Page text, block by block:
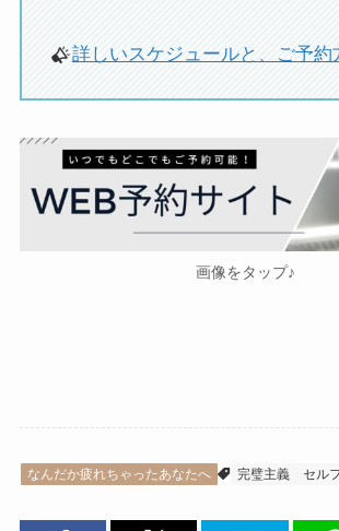
詳しいスケジュールと、ご予約
画像をタップ♪
なんだか疲れちゃったあなたへ 完璧主義 セル